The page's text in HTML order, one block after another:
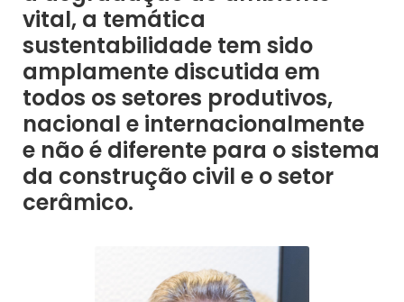
vital, a temática
sustentabilidade tem sido
amplamente discutida em
todos os setores produtivos,
nacional e internacionalmente
e não é diferente para o sistema
da construção civil e o setor
cerâmico.